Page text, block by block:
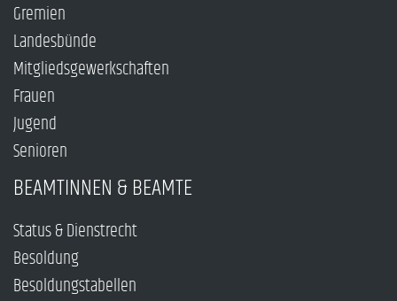
Gremien
Landesbünde
Mitgliedsgewerkschaften
Frauen
Jugend
Senioren
BEAMTINNEN & BEAMTE
Status & Dienstrecht
Besoldung
Besoldungstabellen